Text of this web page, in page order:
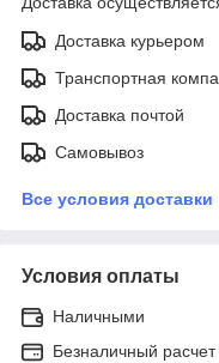
Доставка курьером
Транспортная
Доставка почтой
Самовывоз
Все условия доставки
Условия оплаты
Наличными
Безналичный расчет